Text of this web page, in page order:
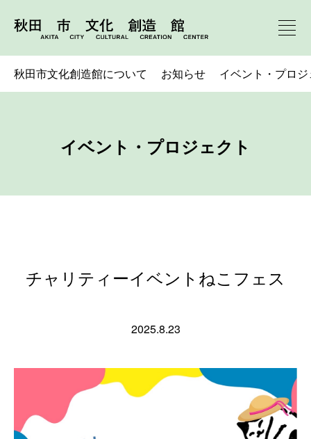
秋田市文化創造館について お知らせ イベント・プロ
イベント・プロジェクト
チャリティーイベントねこフェス
2025.8.23